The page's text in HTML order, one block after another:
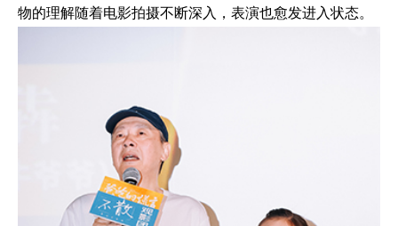
物的理解随着电影拍摄不断深入，表演也愈发进入状态。